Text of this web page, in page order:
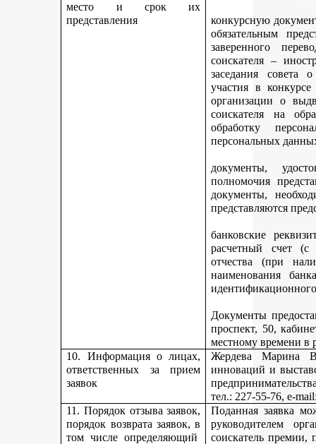
место и срок их
представления
конкурсную
обязательным
заверенного
соискателя –
заседания совета
участия в
организации о
соискателя на
обработку
персональных
документы,
полномочия
документы,
представляются
банковские
расчетный счет (с
отчества (при
наименования
Документы
проспект, 50,
местному времени в
10. Информация о лицах,
ответственных за прием
заявок
Жердева Марина
инноваций и
тел.: 227-55-76, e-
11. Порядок отзыва заявок,
порядок возврата заявок, в
том числе определяющий
Поданная заявка
руководителем
соискатель премии,